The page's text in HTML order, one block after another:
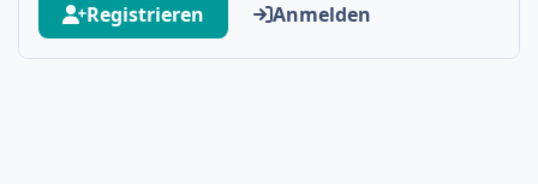
Registrieren Anmelden